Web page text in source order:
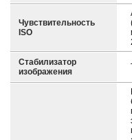
Чувствительность
ISO
Стабилизатор
изображения